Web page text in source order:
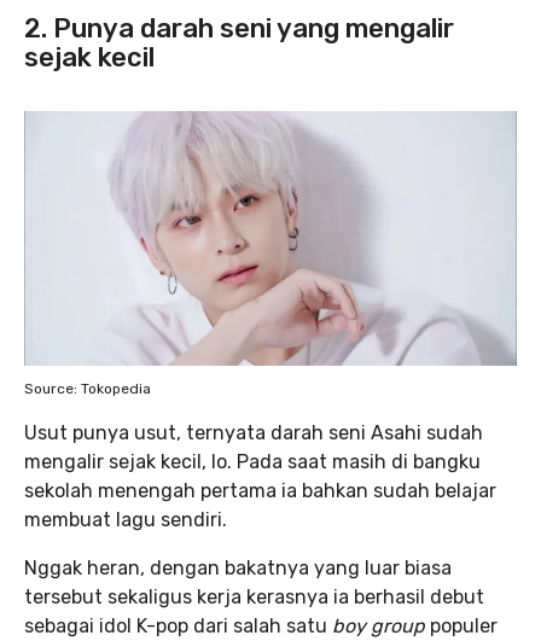
2. Punya darah seni yang mengalir
sejak kecil
Source: Tokopedia
Usut punya usut, ternyata darah seni Asahi sudah
mengalir sejak kecil, lo. Pada saat masih di bangku
sekolah menengah pertama ia bahkan sudah belajar
membuat lagu sendiri.
Nggak heran, dengan bakatnya yang luar biasa
tersebut sekaligus kerja kerasnya ia berhasil debut
sebagai idol K-pop dari salah satu boy group populer